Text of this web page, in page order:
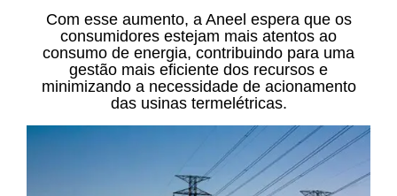
Com esse aumento, a Aneel espera que os
consumidores estejam mais atentos ao
consumo de energia, contribuindo para uma
gestão mais eficiente dos recursos e
minimizando a necessidade de acionamento
das usinas termelétricas.